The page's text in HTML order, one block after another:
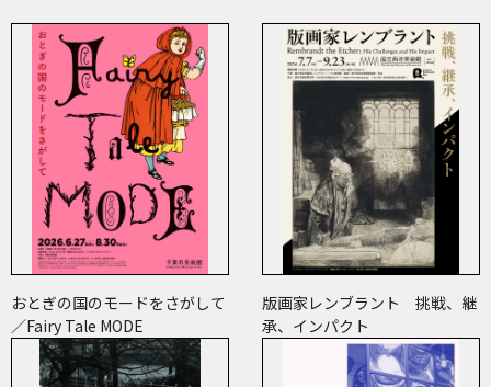
おとぎの国のモードをさがして
／Fairy Tale MODE
版画家レンブラント 挑戦、継
承、インパクト